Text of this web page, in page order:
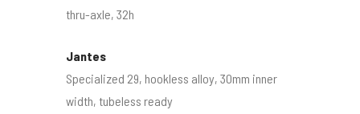
thru-axle, 32h
Jantes
Specialized 29, hookless alloy, 30mm inner
width, tubeless ready